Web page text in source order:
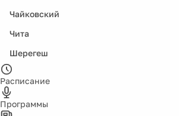
Чайковский
Чита
Шерегеш
Расписание
Программы